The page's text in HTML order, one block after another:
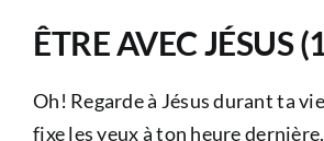
ÊTRE AVEC JÉSUS
Oh! Regarde à Jésus durant ta
fixe les yeux à ton heure